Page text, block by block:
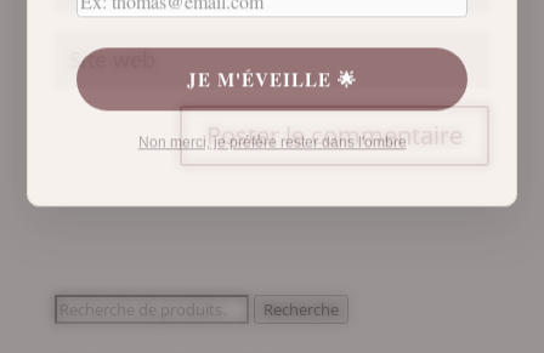
Recherche
Recherche
JE M'ÉVEILLE 🌟
Non merci, je préfère rester dans l'ombre